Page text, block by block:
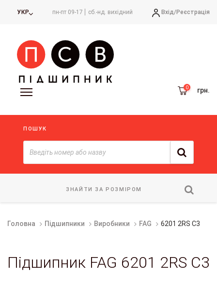
УКР пн-пт 09-17 сб.-нд. вихідний Вхід/Реєстрація
грн.
ПОШУК
ЗНАЙТИ ЗА РОЗМІРОМ
Головна Підшипники Виробники FAG 6201 2RS C3
Підшипник FAG 6201 2RS C3